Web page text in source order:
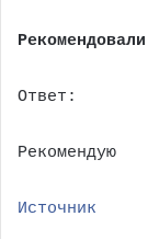
Ответ:
Рекомендую
Источник